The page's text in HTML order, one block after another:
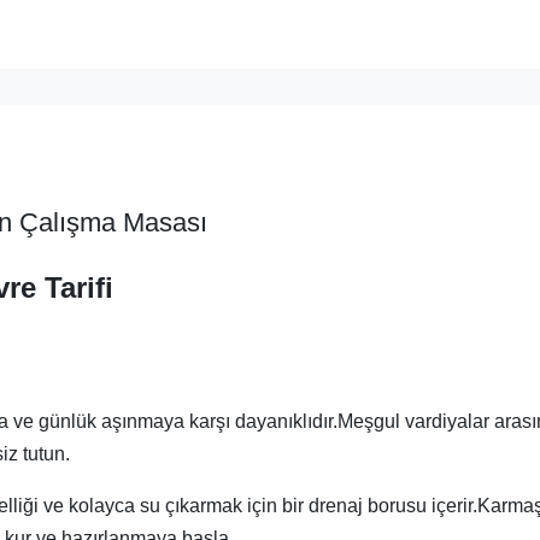
Çalışma Masası
Tarifi
günlük aşınmaya karşı dayanıklıdır.Meşgul vardiyalar
tutun.
ve kolayca su çıkarmak için bir drenaj borusu